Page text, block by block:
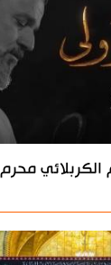
محرم 1443